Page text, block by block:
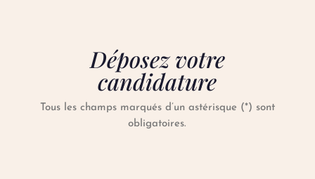
Déposez votre
candidature
Tous les champs marqués d’un astérisque (*) sont
obligatoires.